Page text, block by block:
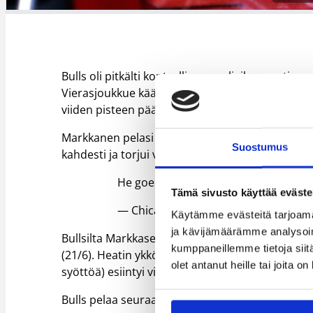
Suostumus
Tämä sivusto käyttää
Käytämme evästeitä
ja kävijämäärämme
kumppaneillemme tietoja
olet antanut heille tai joita
Bulls oli pitkälti kontrollissa puoliaikaan asti,
Vierasjoukkue käänsi kapulan itselleen vieden
viiden pisteen päässä 91-86, mutta Heat rynni
Markkanen pelasi liki 34 minuuttia, joiden
kahdesti ja torjui vastustajan heiton kerran.
He goes by
— Chicago Bulls (@chicagobulls)
Bullsilta Markkasen lisäksi pistetehtailussa
(21/6). Heatin ykkönen oli Josh Richardson
syöttöä) esiintyi viimeisen kerran urallaan
Bulls pelaa seuraavan kerran maanantain ja